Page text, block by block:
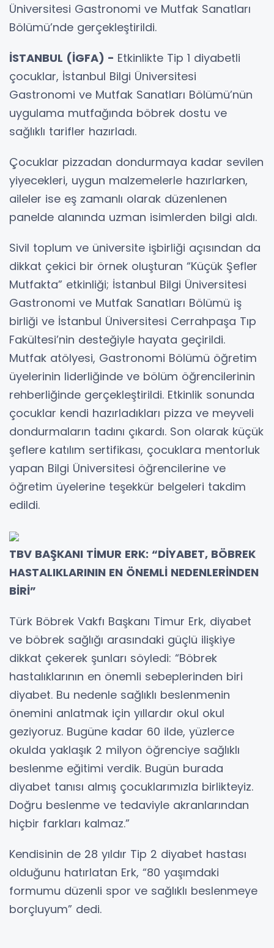
Üniversitesi Gastronomi ve Mutfak Sanatları
Bölümü’nde gerçekleştirildi.
İSTANBUL (İGFA) - Etkinlikte Tip 1 diyabetli
çocuklar, İstanbul Bilgi Üniversitesi
Gastronomi ve Mutfak Sanatları Bölümü’nün
uygulama mutfağında böbrek dostu ve
sağlıklı tarifler hazırladı.
Çocuklar pizzadan dondurmaya kadar sevilen
yiyecekleri, uygun malzemelerle hazırlarken,
aileler ise eş zamanlı olarak düzenlenen
panelde alanında uzman isimlerden bilgi aldı.
Sivil toplum ve üniversite işbirliği açısından da
dikkat çekici bir örnek oluşturan “Küçük Şefler
Mutfakta” etkinliği; İstanbul Bilgi Üniversitesi
Gastronomi ve Mutfak Sanatları Bölümü iş
birliği ve İstanbul Üniversitesi Cerrahpaşa Tıp
Fakültesi’nin desteğiyle hayata geçirildi.
Mutfak atölyesi, Gastronomi Bölümü öğretim
üyelerinin liderliğinde ve bölüm öğrencilerinin
rehberliğinde gerçekleştirildi. Etkinlik sonunda
çocuklar kendi hazırladıkları pizza ve meyveli
dondurmaların tadını çıkardı. Son olarak küçük
şeflere katılım sertifikası, çocuklara mentorluk
yapan Bilgi Üniversitesi öğrencilerine ve
öğretim üyelerine teşekkür belgeleri takdim
edildi.
TBV BAŞKANI TİMUR ERK: “DİYABET, BÖBREK
HASTALIKLARININ EN ÖNEMLİ NEDENLERİNDEN
BİRİ”
Türk Böbrek Vakfı Başkanı Timur Erk, diyabet
ve böbrek sağlığı arasındaki güçlü ilişkiye
dikkat çekerek şunları söyledi: “Böbrek
hastalıklarının en önemli sebeplerinden biri
diyabet. Bu nedenle sağlıklı beslenmenin
önemini anlatmak için yıllardır okul okul
geziyoruz. Bugüne kadar 60 ilde, yüzlerce
okulda yaklaşık 2 milyon öğrenciye sağlıklı
beslenme eğitimi verdik. Bugün burada
diyabet tanısı almış çocuklarımızla birlikteyiz.
Doğru beslenme ve tedaviyle akranlarından
hiçbir farkları kalmaz.”
Kendisinin de 28 yıldır Tip 2 diyabet hastası
olduğunu hatırlatan Erk, “80 yaşımdaki
formumu düzenli spor ve sağlıklı beslenmeye
borçluyum” dedi.